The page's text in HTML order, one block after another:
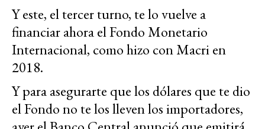
Y este, el tercer turno, te lo vuelve a
financiar ahora el Fondo Monetario
Internacional, como hizo con Macri en
2018.
Y para asegurarte que los dólares que te dio
el Fondo no te los lleven los importadores,